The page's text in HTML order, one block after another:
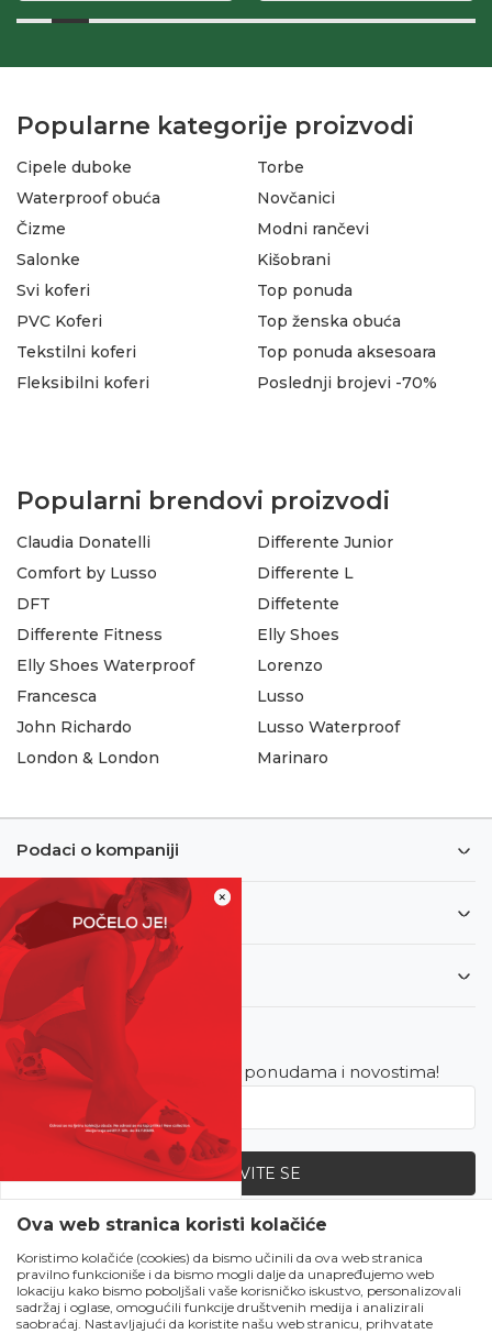
×
SVE UPOLA CIJENE!
Čekanju je kraj!
Počela je omiljena
ljetna akcija u Obući
Metro!
Popularne kategorije proizvodi
Cipele duboke
Waterproof obuća
Čizme
Salonke
Torbe
Novčanici
Modni rančevi
Kišobrani
Svi koferi
PVC Koferi
Tekstilni koferi
Fleksibilni koferi
Top ponuda
Top ženska obuća
Top ponuda aksesoara
Poslednji brojevi -70%
Popularni brendovi proizvodi
Claudia Donatelli
Comfort by Lusso
DFT
Differente Fitness
Differente Junior
Differente L
Diffetente
Elly Shoes
Elly Shoes Waterproof
Francesca
John Richardo
London & London
Lorenzo
Lusso
Lusso Waterproof
Marinaro
Podaci o kompaniji
Informacije
Korisnički servis
Newsletter
Budite u toku sa najnovijim ponudama i novostima!
PRIJAVITE SE
Zapratite nas
Ova web stranica koristi kolačiće
Koristimo kolačiće (cookies) da bismo učinili da ova web stranica
pravilno funkcioniše i da bismo mogli dalje da unapređujemo web
lokaciju kako bismo poboljšali vaše korisničko iskustvo, personalizovali
sadržaj i oglase, omogućili funkcije društvenih medija i analizirali
saobraćaj. Nastavljajući da koristite našu web stranicu, prihvatate